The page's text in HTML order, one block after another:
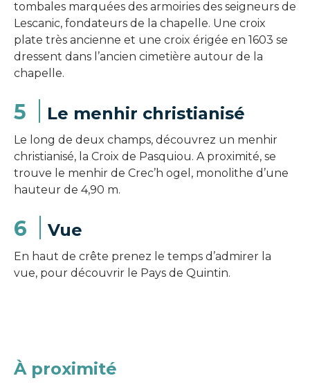
tombales marquées des armoiries des seigneurs de
Lescanic, fondateurs de la chapelle. Une croix
plate très ancienne et une croix érigée en 1603 se
dressent dans l’ancien cimetière autour de la
chapelle.
5 Le menhir christianisé
Le long de deux champs, découvrez un menhir
christianisé, la Croix de Pasquiou. A proximité, se
trouve le menhir de Crec’h ogel, monolithe d’une
hauteur de 4,90 m.
6 Vue
En haut de crête prenez le temps d’admirer la
vue, pour découvrir le Pays de Quintin.
À proximité